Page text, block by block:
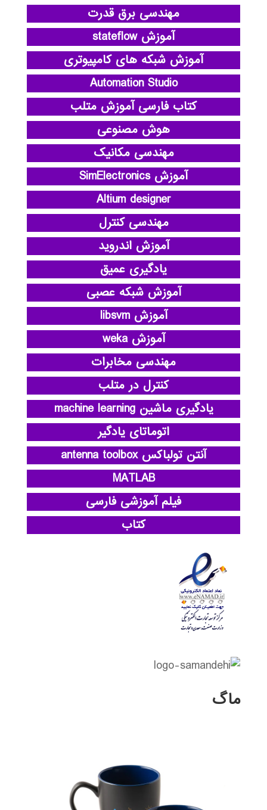
مهندسی برق قدرت
آموزش stateflow
آموزش شبکه های کامپیوتری
Automation Studio
کتاب فارسی آموزش متلب
هوش مصنوعی
مهندسی مکانیک
آموزش SimElectronics
Altium designer
مهندسی کنترل
آموزش اندروید
یادگیری عمیق
آموزش شبکه عصبی
آموزش libsvm
آموزش weka
مهندسی مخابرات
کنترل در متلب
یادگیری ماشین machine learning
اتوماتای یادگیر
آنتن تولباکس antenna toolbox
MATLAB
فیلم آموزشی فارسی
کتاب
ماگ